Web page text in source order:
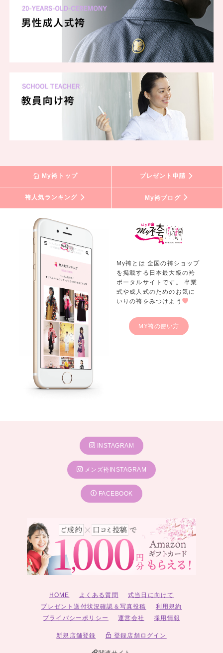
My袴トップ プレゼント申請
袴人気ランキング My袴ブログ
My袴とは 全国の袴ショップ
を掲載する日本最大級の袴
ポータルサイトです。 卒業
式や成人式のためのお気に
いりの袴をみつけよう
MY袴の使い方
INSTAGRAM
メンズ袴INSTAGRAM
FACEBOOK
HOME よくある質問
式当日に向けて
プレゼント送付状況確認＆写真投稿
利用規約
プライバシーポリシー
運営会社 採用情報
新規店舗登録 登録店舗ログイン